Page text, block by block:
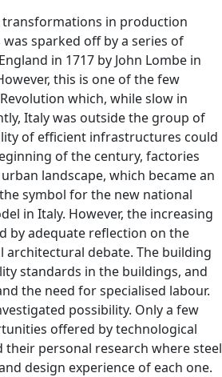
transformations in production
sparked off by a series of
in 1717 by John Lombe in
this is one of the few
which, while slow in
Italy was outside the group of
of efficient infrastructures could
of the century, factories
landscape, which became an
symbol for the new national
in Italy. However, the increasing
by adequate reflection on the
debate. The building
standards in the buildings, and
the need for specialised labour.
possibility. Only a few
offered by technological
their personal research where steel
design experience of each one.